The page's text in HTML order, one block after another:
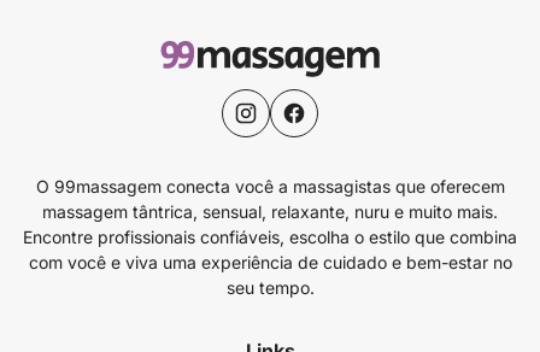
O 99massagem conecta você a massagistas que oferecem
massagem tântrica, sensual, relaxante, nuru e muito mais.
Encontre profissionais confiáveis, escolha o estilo que combina
com você e viva uma experiência de cuidado e bem-estar no
seu tempo.